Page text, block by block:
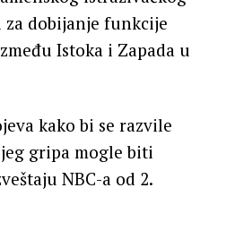
dobijanje funkcije
Istoka i Zapada u
kako bi se razvile
gripa mogle biti
NBC-a od 2.